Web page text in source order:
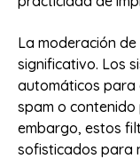
La moderación
significativo. Los
automáticos para
spam o contenido
embargo, estos
sofisticados para